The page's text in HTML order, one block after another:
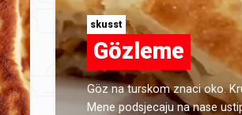
skusst
Gözleme
Göz na turskom znaci oko.
Mene podsjecaju na nase